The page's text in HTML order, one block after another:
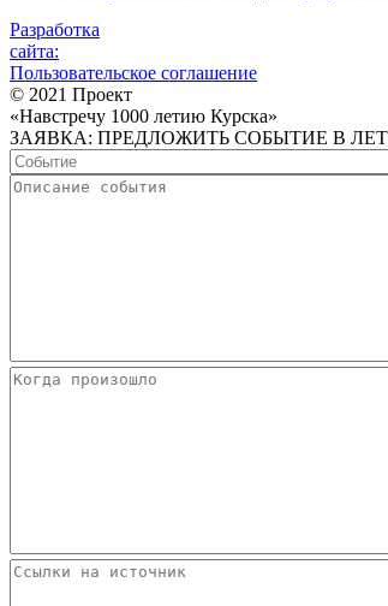
Разработка
сайта:
Пользовательское соглашение
© 2021 Проект
«Навстречу 1000 летию Курска»
ЗАЯВКА: ПРЕДЛОЖИТЬ СОБЫТИЕ В